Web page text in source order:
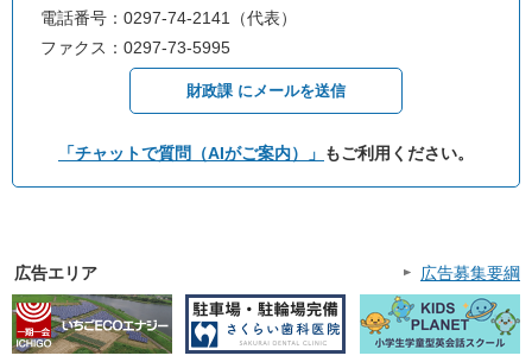
電話番号：0297-74-2141（代表）
ファクス：0297-73-5995
財政課 にメールを送信
「チャットで質問（AIがご案内）」 もご利用ください。
広告エリア 広告募集要綱